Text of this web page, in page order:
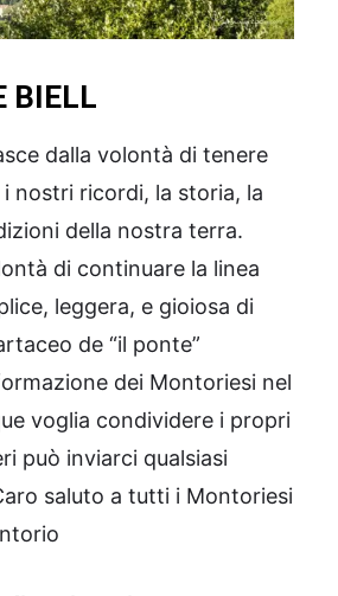
BIELL
dalla volontà di tenere
nostri ricordi, la storia, la
della nostra terra.
di continuare la linea
leggera, e gioiosa di
de “il ponte”
dei Montoriesi nel
voglia condividere i propri
può inviarci qualsiasi
saluto a tutti i Montoriesi